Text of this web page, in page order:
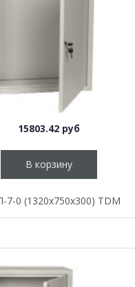
15803.42 руб
В корзину
0 (1320х750х300) TDM